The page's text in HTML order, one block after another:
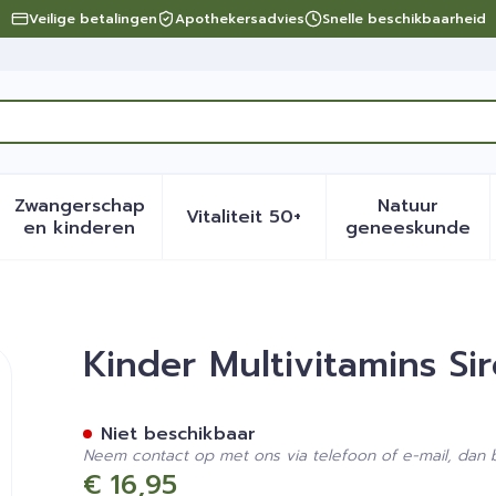
Veilige betalingen Apothekersadvies Snelle beschikbaarheid
verzorging en hygiëne categorie
voor Dieet, voeding en vitamines categorie
Zwangerschap
en kinderenToon submenu voor Zwangerschap en
Vitaliteit 50+Toon submenu voor
Natuur
geneeskunde
Toon
125mlKinder Multivitamins
€ 16,95
Niet beschikbaar
Neem contact op met ons via telefoon of e-mail, dan